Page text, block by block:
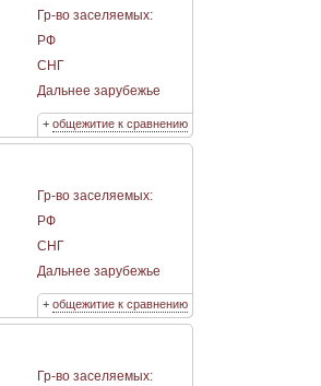
Гр-во заселяемых:
РФ
СНГ
Дальнее зарубежье
+ общежитие к сравнению
Гр-во заселяемых:
РФ
СНГ
Дальнее зарубежье
+ общежитие к сравнению
Гр-во заселяемых: